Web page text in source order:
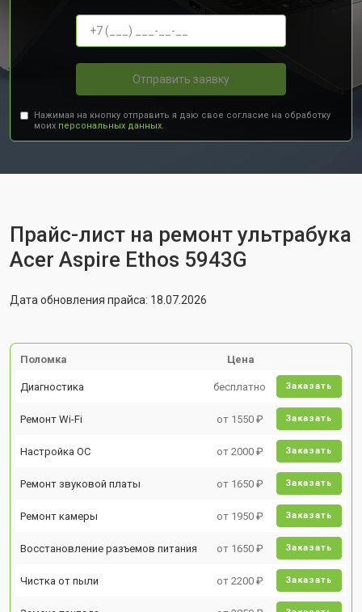
Отправить заявку
Нажимая на кнопку отправить я даю свое согласие на обработку
моих персональных данных.
Прайс-лист на ремонт ультрабука
Acer Aspire Ethos 5943G
Дата обновления прайса: 18.07.2026
Поломка Цена
Диагностика бесплатно Заказать
Ремонт Wi-Fi от 1550 ₽ Заказать
Настройка ОС от 2000 ₽ Заказать
Ремонт звуковой платы от 1650 ₽ Заказать
Ремонт камеры от 1950 ₽ Заказать
Восстановление разъемов питания от 1650 ₽ Заказать
Чистка от пыли от 2200 ₽ Заказать